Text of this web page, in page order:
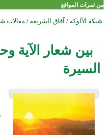
من ثمرات المواقع
شبكة الألوكة / آفاق الشريعة / مقالات
بين شعار الآية
السيرة